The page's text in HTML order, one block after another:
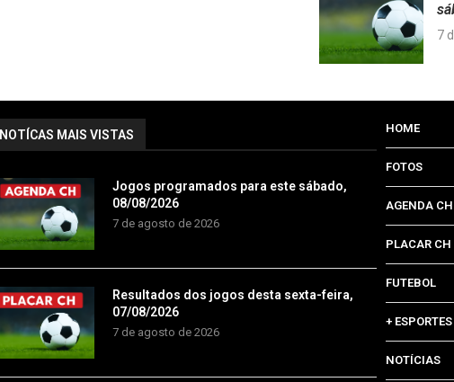
7
NOTÍCAS MAIS VISTAS
Jogos programados para este sábado,
08/08/2026
7 de agosto de 2026
Resultados dos jogos desta sexta-feira,
07/08/2026
7 de agosto de 2026
HOME
FOTOS
AGENDA CH
PLACAR CH
FUTEBOL
+ ESPORTES
NOTÍCIAS